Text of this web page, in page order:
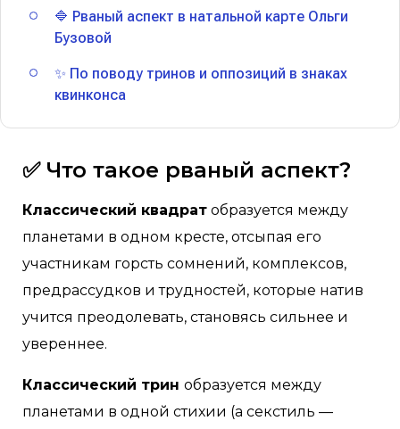
🔷 Рваный аспект в натальной карте Ольги
Бузовой
✨ По поводу тринов и оппозиций в знаках
квинконса
✅ Что такое рваный аспект?
Классический квадрат образуется между
планетами в одном кресте, отсыпая его
участникам горсть сомнений, комплексов,
предрассудков и трудностей, которые натив
учится преодолевать, становясь сильнее и
увереннее.
Классический трин образуется между
планетами в одной стихии (а секстиль —